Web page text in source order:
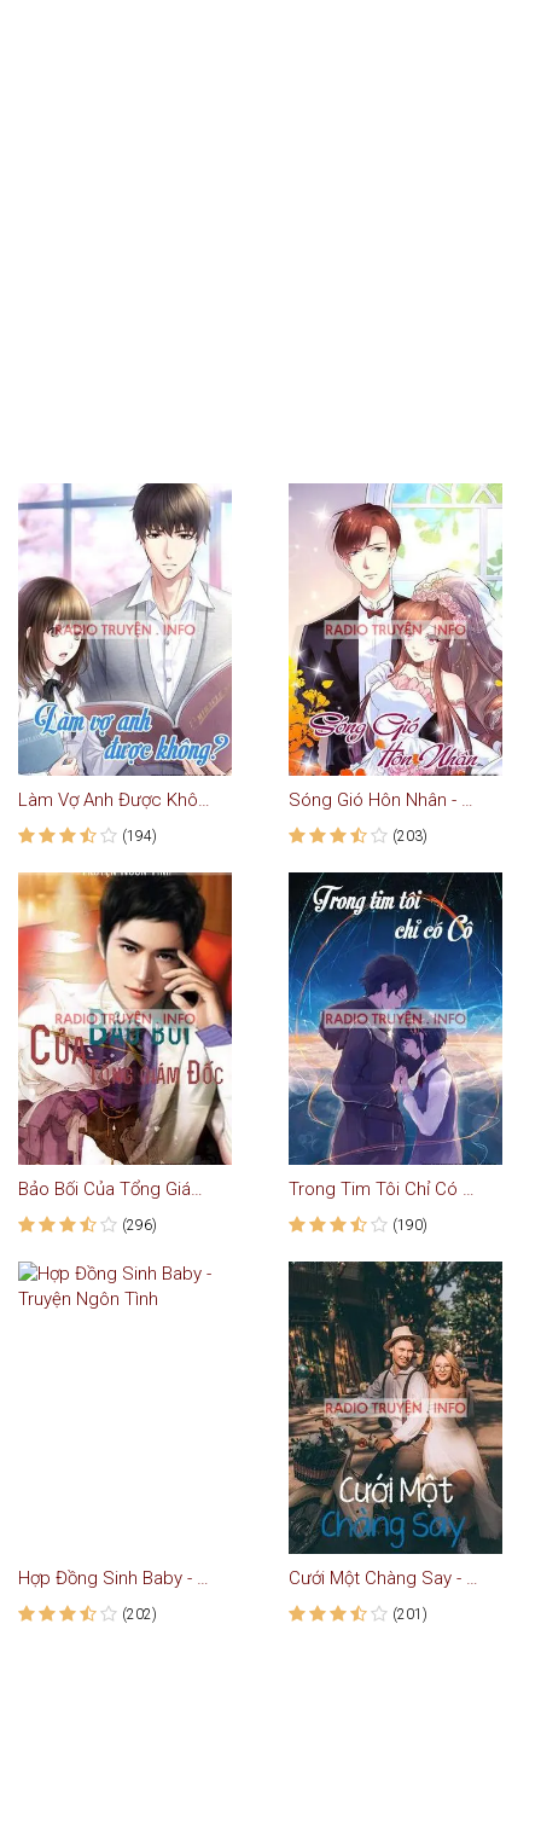
Làm Vợ Anh Được Không - Truyện Ngôn Tình
(194)
Sóng Gió Hôn Nhân - Truyện Ngôn Tình
(203)
Bảo Bối Của Tổng Giám Đốc - Truyện Ngôn Tình
(296)
Trong Tim Tôi Chỉ Có Cô - Truyện Ngôn Tình
(190)
Hợp Đồng Sinh Baby - Truyện Ngôn Tình
(202)
Cưới Một Chàng Say - Truyện Ngắn
(201)